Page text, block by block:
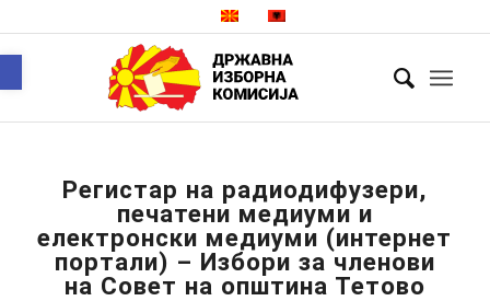
Регистар на радиодифузери,
печатени медиуми и
електронски медиуми (интернет
портали) – Избори за членови
на Совет на општина Тетово
Open toolbar